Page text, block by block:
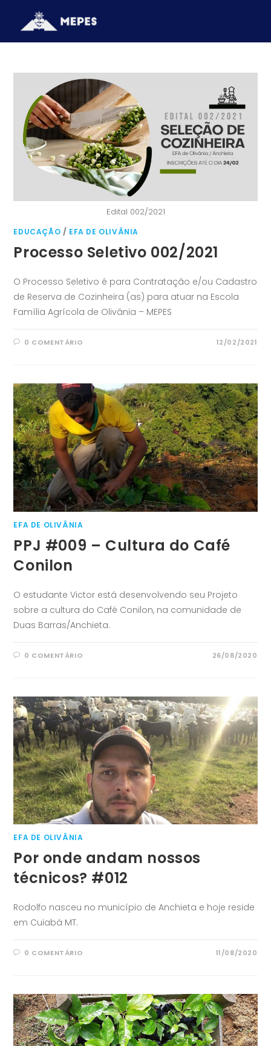
Edital 002/2021
EDUCAÇÃO / EFA DE OLIVÂNIA
Processo Seletivo 002/2021
O Processo Seletivo é para Contratação e/ou Cadastro
de Reserva de Cozinheira (as) para atuar na Escola
Família Agrícola de Olivânia – MEPES
0 COMENTÁRIO 12/02/2021
EFA DE OLIVÂNIA
PPJ #009 – Cultura do Café
Conilon
O estudante Victor está desenvolvendo seu Projeto
sobre a cultura do Café Conilon, na comunidade de
Duas Barras/Anchieta.
0 COMENTÁRIO 26/08/2020
EFA DE OLIVÂNIA
Por onde andam nossos
técnicos? #012
Rodolfo nasceu no município de Anchieta e hoje reside
em Cuiabá MT.
0 COMENTÁRIO 11/08/2020